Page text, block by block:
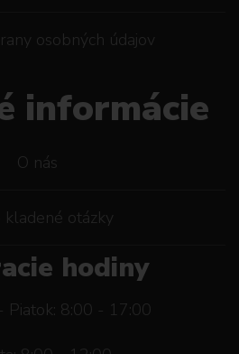
osobných údajov
informácie
O nás
kladené otázky
hodiny
Piatok: 8:00 - 17:00